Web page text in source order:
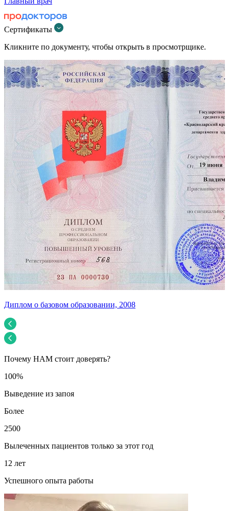
Сертификаты
Кликните по документу, чтобы открыть в просмотрщике.
Диплом о базовом образовании, 2008
Почему НАМ стоит доверять?
100%
Выведение из запоя
Более
2500
Вылеченных пациентов только за этот год
12 лет
Успешного опыта работы